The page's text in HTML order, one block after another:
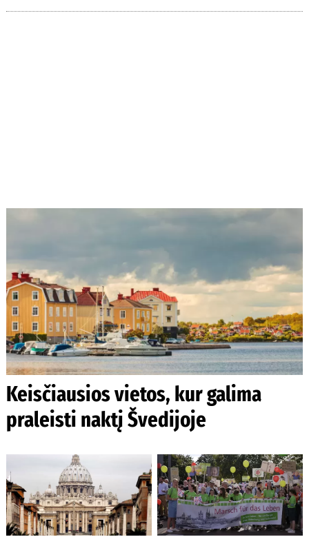
Keisčiausios vietos, kur galima
praleisti naktį Švedijoje